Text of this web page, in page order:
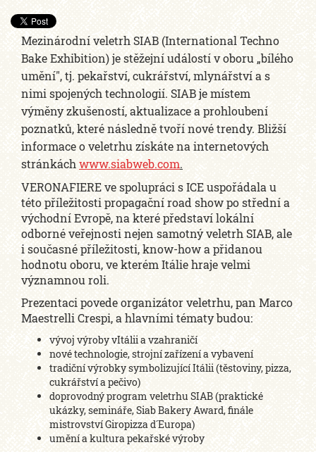
Mezinárodní veletrh SIAB (International Techno
Bake Exhibition) je stěžejní událostí v oboru „bílého
umění", tj. pekařství, cukrářství, mlynářství a s
nimi spojených technologií. SIAB je místem
výměny zkušeností, aktualizace a prohloubení
poznatků, které následně tvoří nové trendy. Bližší
informace o veletrhu získáte na internetových
stránkách www.siabweb.com.
VERONAFIERE ve spolupráci s ICE uspořádala u
této příležitosti propagační road show po střední a
východní Evropě, na které představí lokální
odborné veřejnosti nejen samotný veletrh SIAB, ale
i současné příležitosti, know-how a přidanou
hodnotu oboru, ve kterém Itálie hraje velmi
významnou roli.
Prezentaci povede organizátor veletrhu, pan Marco
Maestrelli Crespi, a hlavními tématy budou:
vývoj výroby vItálii a vzahraničí
nové technologie, strojní zařízení a vybavení
tradiční výrobky symbolizující Itálii (těstoviny, pizza,
cukrářství a pečivo)
doprovodný program veletrhu SIAB (praktické
ukázky, semináře, Siab Bakery Award, finále
mistrovství Giropizza d´Europa)
umění a kultura pekařské výroby